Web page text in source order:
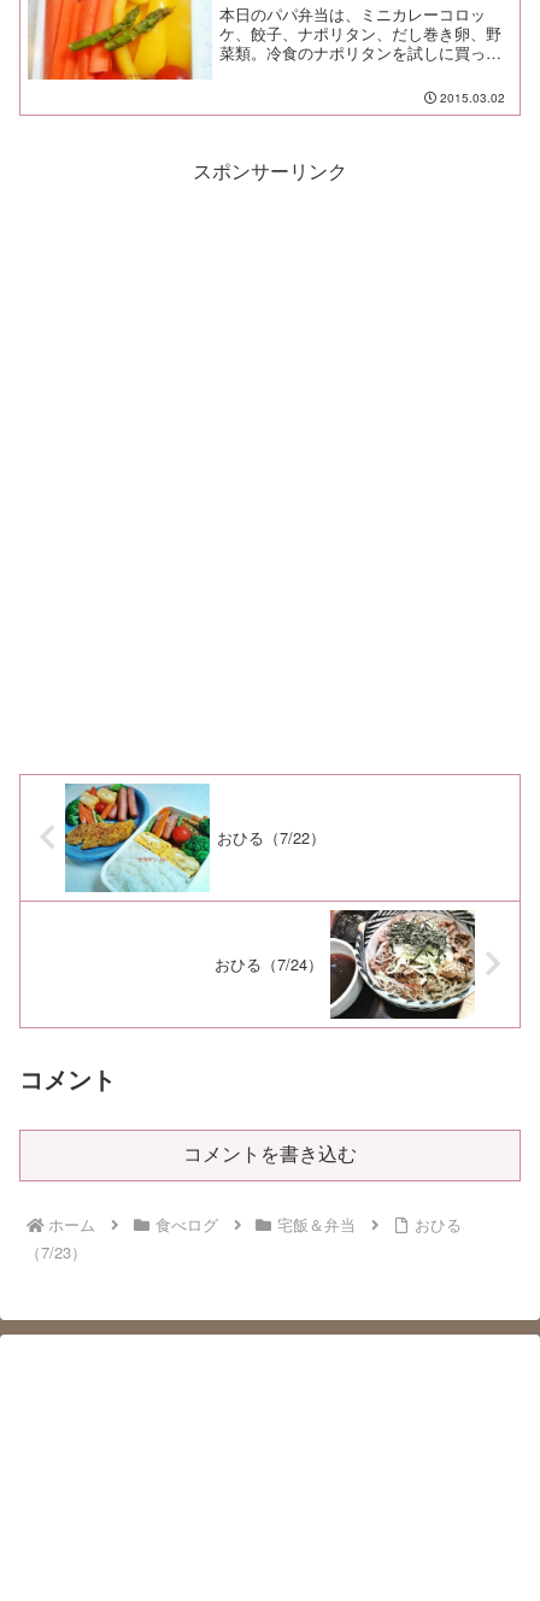
本日のパパ弁当は、ミニカレーコロッ
ケ、餃子、ナポリタン、だし巻き卵、野
菜類。冷食のナポリタンを試しに買って
だったのに、カレーコロッケはツボだっ
たらしい。また食べたい！ってリクエス
2015.03.02
スポンサーリンク
おひる（7/22）
おひる（7/24）
コメント
コメントを書き込む
ホーム 食べログ 宅飯＆弁当
おひる
（7/23）